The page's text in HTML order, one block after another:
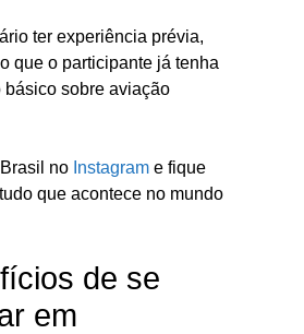
ter experiência prévia,
que o participante já tenha
básico sobre aviação
no Instagram e fique
que acontece no mundo
de se
em